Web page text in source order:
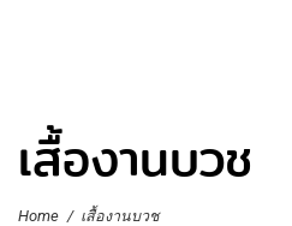
เสื้องานบวช
Home / เสื้องานบวช